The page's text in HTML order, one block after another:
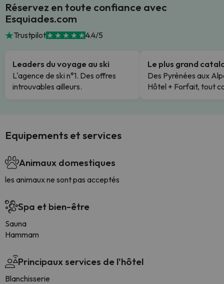
Réservez en toute confiance avec
Esquiades.com
Trustpilot 4.4/5
Leaders du voyage au ski
L'agence de ski n°1. Des offres
introuvables ailleurs.
Le plus grand
Des Pyrénées aux
Hôtel + Forfait, tout
Equipements et services
Animaux domestiques
les animaux ne sont pas acceptés
Spa et bien-être
Sauna
Hammam
Principaux services de l'hôtel
Blanchisserie